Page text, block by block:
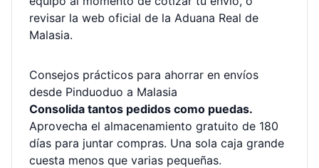
revisar la web oficial de la Aduana Real de
Malasia.
Consejos prácticos para ahorrar en envíos
desde Pinduoduo a Malasia
Consolida tantos pedidos como puedas.
Aprovecha el almacenamiento gratuito de 180
días para juntar compras. Una sola caja grande
cuesta menos que varias pequeñas.